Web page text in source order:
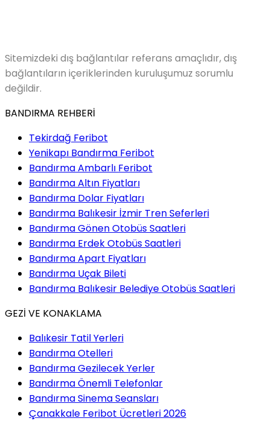
Sitemizdeki dış bağlantılar referans amaçlıdır, dış
bağlantıların içeriklerinden kuruluşumuz sorumlu
değildir.
BANDIRMA REHBERİ
Tekirdağ Feribot
Yenikapı Bandırma Feribot
Bandırma Ambarlı Feribot
Bandırma Altın Fiyatları
Bandırma Dolar Fiyatları
Bandırma Balıkesir İzmir Tren Seferleri
Bandırma Gönen Otobüs Saatleri
Bandırma Erdek Otobüs Saatleri
Bandırma Apart Fiyatları
Bandırma Uçak Bileti
Bandırma Balıkesir Belediye Otobüs Saatleri
GEZİ VE KONAKLAMA
Balıkesir Tatil Yerleri
Bandırma Otelleri
Bandırma Gezilecek Yerler
Bandırma Önemli Telefonlar
Bandırma Sinema Seansları
Çanakkale Feribot Ücretleri 2026